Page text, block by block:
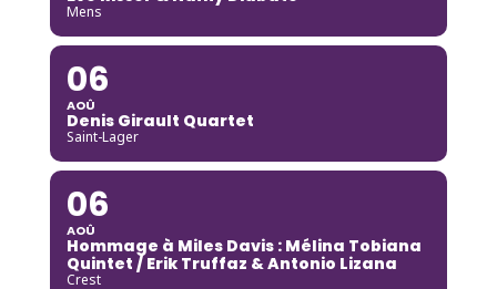
Mens
06
AOÛ
Denis Girault Quartet
Saint-Lager
06
AOÛ
Hommage à Miles Davis : Mélina Tobiana
Quintet / Erik Truffaz & Antonio Lizana
Crest